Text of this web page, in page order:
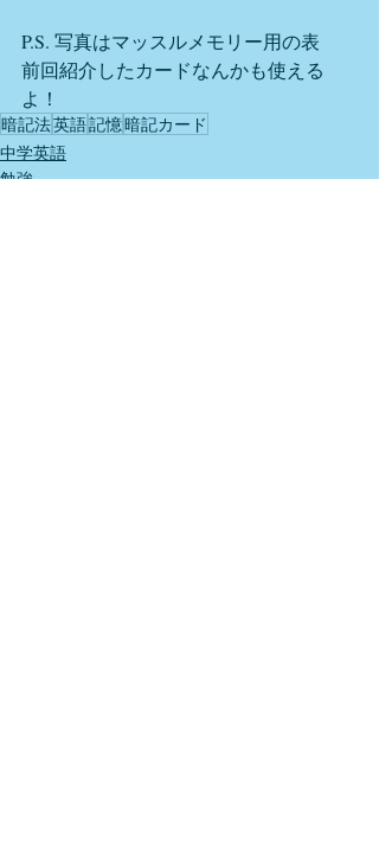
P.S. 写真はマッスルメモリー用の表
前回紹介したカードなんかも使える
よ！
暗記法英語記憶暗記カード
中学英語
勉強